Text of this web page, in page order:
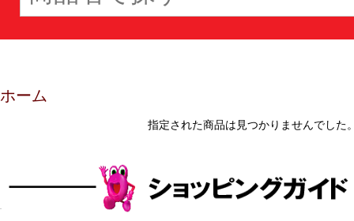
ホーム
指定された商品は見つかりませんでした